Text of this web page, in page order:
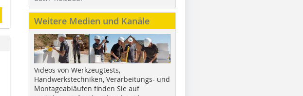
Weitere Medien und Kanäle
Videos von Werkzeugtests,
Handwerkstechniken, Verarbeitungs- und
Montageabläufen finden Sie auf